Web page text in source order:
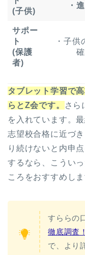
(子供)
・
サポー
ト
(保護
者)
・子供
タブレット学習で
らとZ会です。
さら
を入れています。
志望校合格に近づ
り続けないと内申
するなら、こうい
ころをおすすめしま
すららの
徹底調査！
で、より